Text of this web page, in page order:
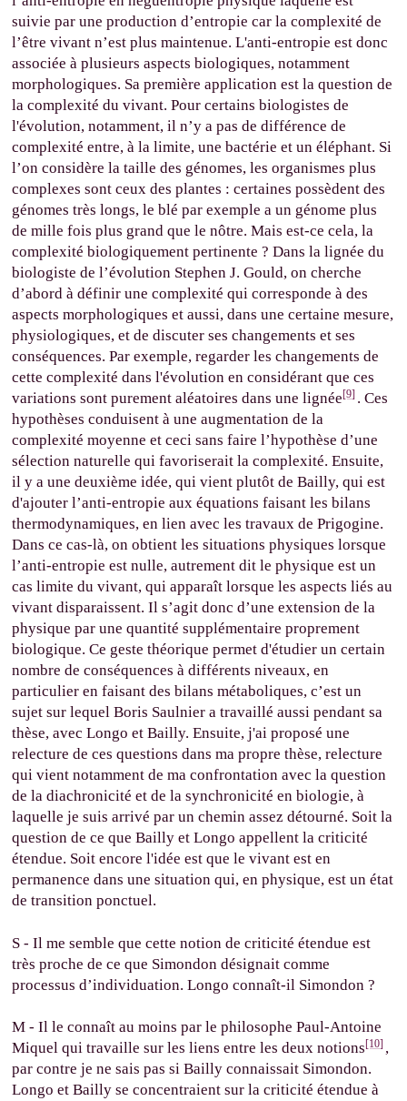
suivie par une production d’entropie car la complexité de
l’être vivant n’est plus maintenue. L'anti-entropie est donc
associée à plusieurs aspects biologiques, notamment
morphologiques. Sa première application est la question de
la complexité du vivant. Pour certains biologistes de
l'évolution, notamment, il n’y a pas de différence de
complexité entre, à la limite, une bactérie et un éléphant. Si
l’on considère la taille des génomes, les organismes plus
complexes sont ceux des plantes : certaines possèdent des
génomes très longs, le blé par exemple a un génome plus
de mille fois plus grand que le nôtre. Mais est-ce cela, la
complexité biologiquement pertinente ? Dans la lignée du
biologiste de l’évolution Stephen J. Gould, on cherche
d’abord à définir une complexité qui corresponde à des
aspects morphologiques et aussi, dans une certaine mesure,
physiologiques, et de discuter ses changements et ses
conséquences. Par exemple, regarder les changements de
cette complexité dans l'évolution en considérant que ces
variations sont purement aléatoires dans une lignée[9] . Ces
hypothèses conduisent à une augmentation de la
complexité moyenne et ceci sans faire l’hypothèse d’une
sélection naturelle qui favoriserait la complexité. Ensuite,
il y a une deuxième idée, qui vient plutôt de Bailly, qui est
d'ajouter l’anti-entropie aux équations faisant les bilans
thermodynamiques, en lien avec les travaux de Prigogine.
Dans ce cas-là, on obtient les situations physiques lorsque
l’anti-entropie est nulle, autrement dit le physique est un
cas limite du vivant, qui apparaît lorsque les aspects liés au
vivant disparaissent. Il s’agit donc d’une extension de la
physique par une quantité supplémentaire proprement
biologique. Ce geste théorique permet d'étudier un certain
nombre de conséquences à différents niveaux, en
particulier en faisant des bilans métaboliques, c’est un
sujet sur lequel Boris Saulnier a travaillé aussi pendant sa
thèse, avec Longo et Bailly. Ensuite, j'ai proposé une
relecture de ces questions dans ma propre thèse, relecture
qui vient notamment de ma confrontation avec la question
de la diachronicité et de la synchronicité en biologie, à
laquelle je suis arrivé par un chemin assez détourné. Soit la
question de ce que Bailly et Longo appellent la criticité
étendue. Soit encore l'idée est que le vivant est en
permanence dans une situation qui, en physique, est un état
de transition ponctuel.
S - Il me semble que cette notion de criticité étendue est
très proche de ce que Simondon désignait comme
processus d’individuation. Longo connaît-il Simondon ?
M - Il le connaît au moins par le philosophe Paul-Antoine
Miquel qui travaille sur les liens entre les deux notions[10] ,
par contre je ne sais pas si Bailly connaissait Simondon.
Longo et Bailly se concentraient sur la criticité étendue à